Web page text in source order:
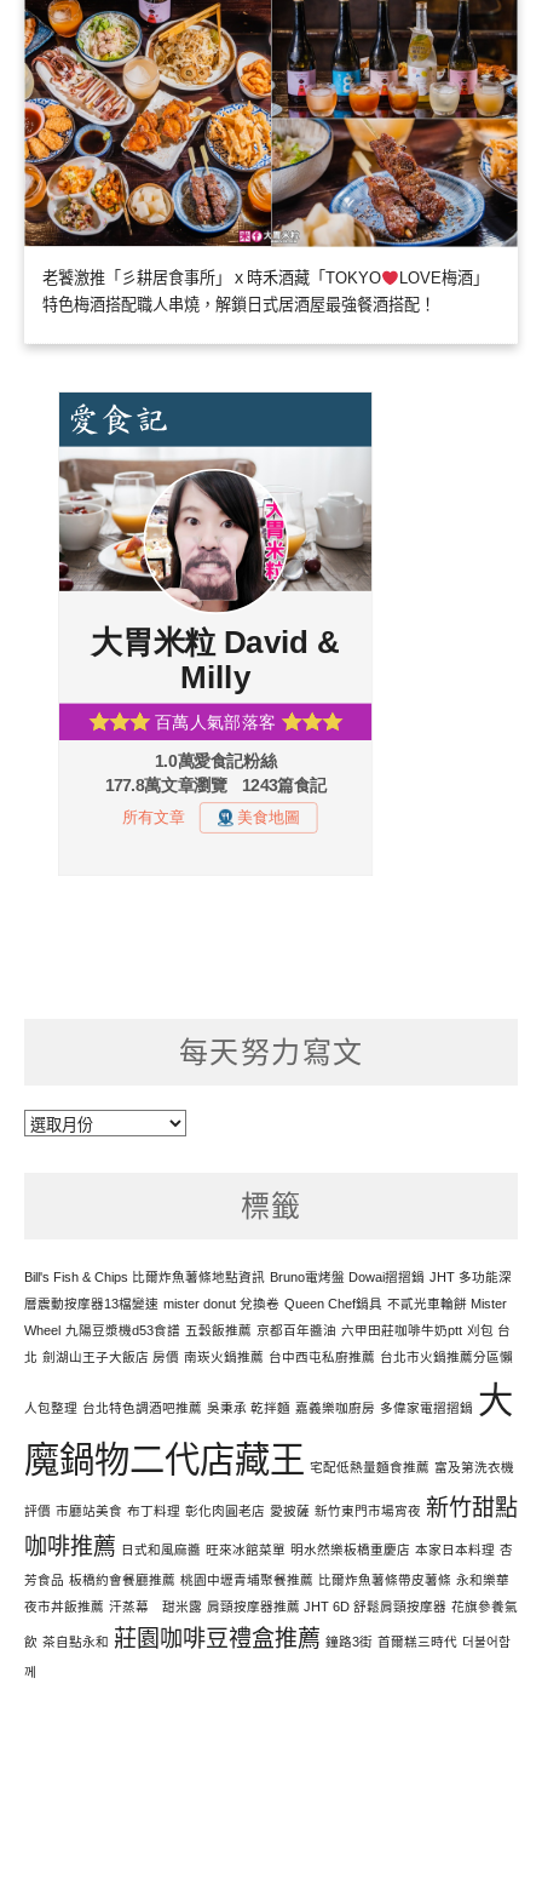
老饕激推「彡耕居食事所」ｘ時禾酒藏「TOKYO
LOVE梅酒」
特色梅酒搭配職人串燒，解鎖日式居酒屋最強餐酒搭配！
每天努力寫文
每
標籤
Bill's Fish & Chips 比爾炸魚薯條地點資訊 Bruno電烤盤 Dowai摺摺鍋 JHT 多功能深
層震動按摩器13檔變速 mister donut 兌換卷 Queen Chef鍋具 不貳光車輪餅 Mister
Wheel 九陽豆漿機d53食譜 五穀飯推薦 京都百年醬油 六甲田莊咖啡牛奶ptt 刈包 台
北 劍湖山王子大飯店 房價 南崁火鍋推薦 台中西屯私廚推薦 台北市火鍋推薦分區懶
人包整理 台北特色調酒吧推薦 吳秉承 乾拌麵 嘉義樂咖廚房 多偉家電摺摺鍋 大
魔鍋物二代店藏王 宅配低熱量麵食推薦 富及第洗衣機
評價 市廳站美食 布丁料理 彰化肉圓老店 愛披薩 新竹東門市場宵夜 新竹甜點
咖啡推薦 日式和風麻醬 旺來冰館菜單 明水然樂板橋重慶店 本家日本料理 杏
芳食品 板橋約會餐廳推薦 桃園中壢青埔聚餐推薦 比爾炸魚薯條帶皮薯條 永和樂華
夜市丼飯推薦 汗蒸幕 甜米露 肩頸按摩器推薦 JHT 6D 舒鬆肩頸按摩器 花旗參養氣
飲 茶自點永和 莊園咖啡豆禮盒推薦 鐘路3街 首爾糕三時代 더불어함
께